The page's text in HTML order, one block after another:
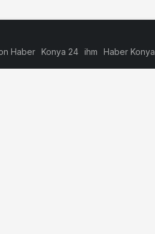
Haber Konya 24 ihm Haber Konya